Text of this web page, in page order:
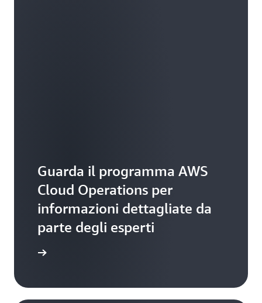
Guarda il programma AWS
Cloud Operations per
informazioni dettagliate da
parte degli esperti